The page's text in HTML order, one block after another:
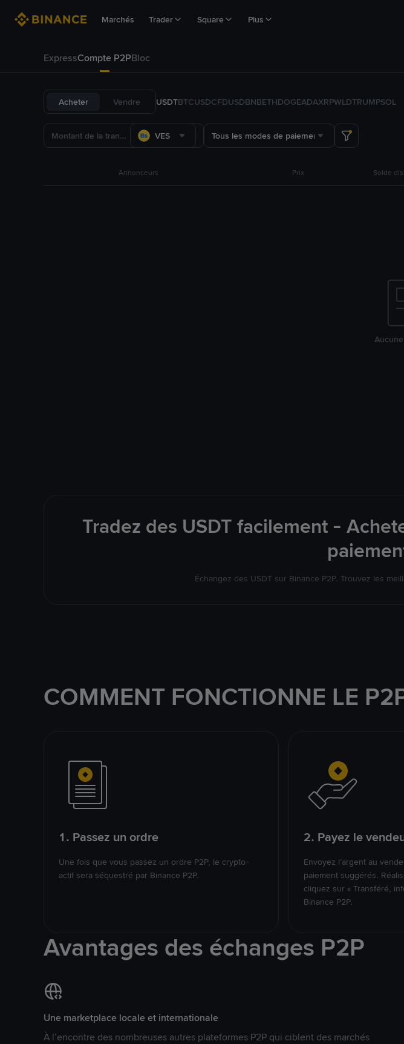
Marchés Trader Square Plus
ExpressCompte P2PBloc
Acheter Vendre USDTBTCUSDCFDUSDBNBETHDOGEADAXRPWLDTRUMPSOL
VES Tous les modes de paiement
Annonceurs Prix Solde
Tradez des USDT facilement -
Échangez des USDT sur Binance P2P. Trouvez les
COMMENT FONCTIONNE LE
1. Passez un ordre
Une fois que vous passez un ordre P2P, le crypto-
actif sera séquestré par Binance P2P.
2. Payez le
Envoyez l’argent au
paiement suggérés.
cliquez sur « Transféré,
Binance P2P.
Avantages des échanges P2P
Une marketplace locale et internationale
À l’encontre des nombreuses autres plateformes P2P qui ciblent des marchés